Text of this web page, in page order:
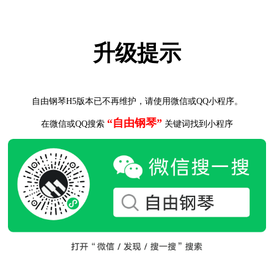
升级提示
自由钢琴H5版本已不再维护，请使用微信或QQ小程序。
在微信或QQ搜索 “自由钢琴” 关键词找到小程序